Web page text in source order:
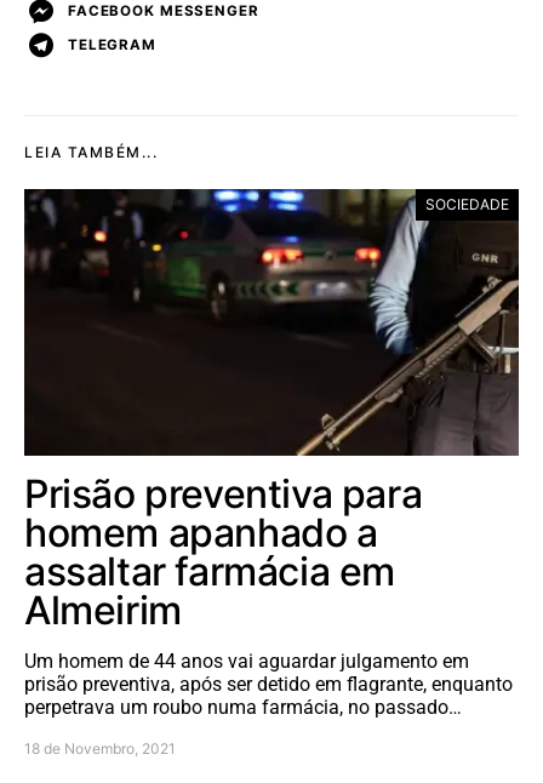
FACEBOOK MESSENGER
TELEGRAM
LEIA TAMBÉM...
SOCIEDADE
Prisão preventiva para
homem apanhado a
assaltar farmácia em
Almeirim
Um homem de 44 anos vai aguardar julgamento em
prisão preventiva, após ser detido em flagrante, enquanto
perpetrava um roubo numa farmácia, no passado…
18 de Novembro, 2021